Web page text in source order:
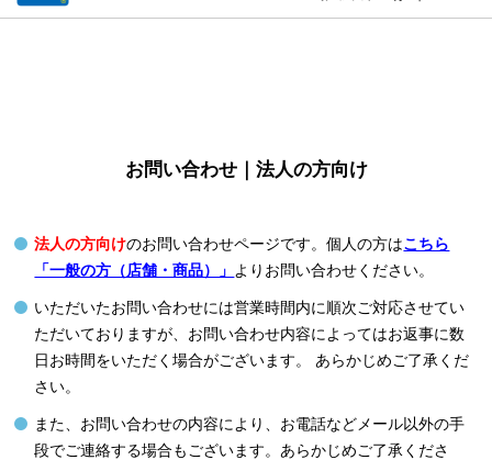
お問い合わせ｜法人の方向け
法人の方向けのお問い合わせページです。個人の方はこちら
「一般の方（店舗・商品）」 よりお問い合わせください。
いただいたお問い合わせには営業時間内に順次ご対応させてい
ただいておりますが、お問い合わせ内容によってはお返事に数
日お時間をいただく場合がございます。 あらかじめご了承くだ
さい。
また、お問い合わせの内容により、お電話などメール以外の手
段でご連絡する場合もございます。あらかじめご了承くださ